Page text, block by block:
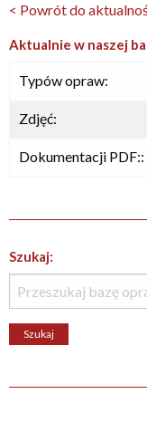
< Powrót do
Aktualnie w naszej
Typów opraw:
Zdjęć:
Dokumentacji PDF::
Szukaj: